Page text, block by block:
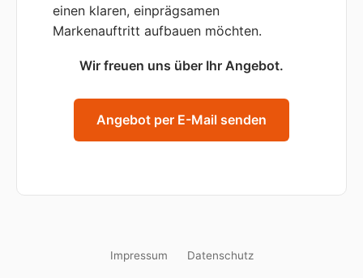
einen klaren, einprägsamen
Markenauftritt aufbauen möchten.
Wir freuen uns über Ihr Angebot.
Angebot per E-Mail senden
Impressum Datenschutz